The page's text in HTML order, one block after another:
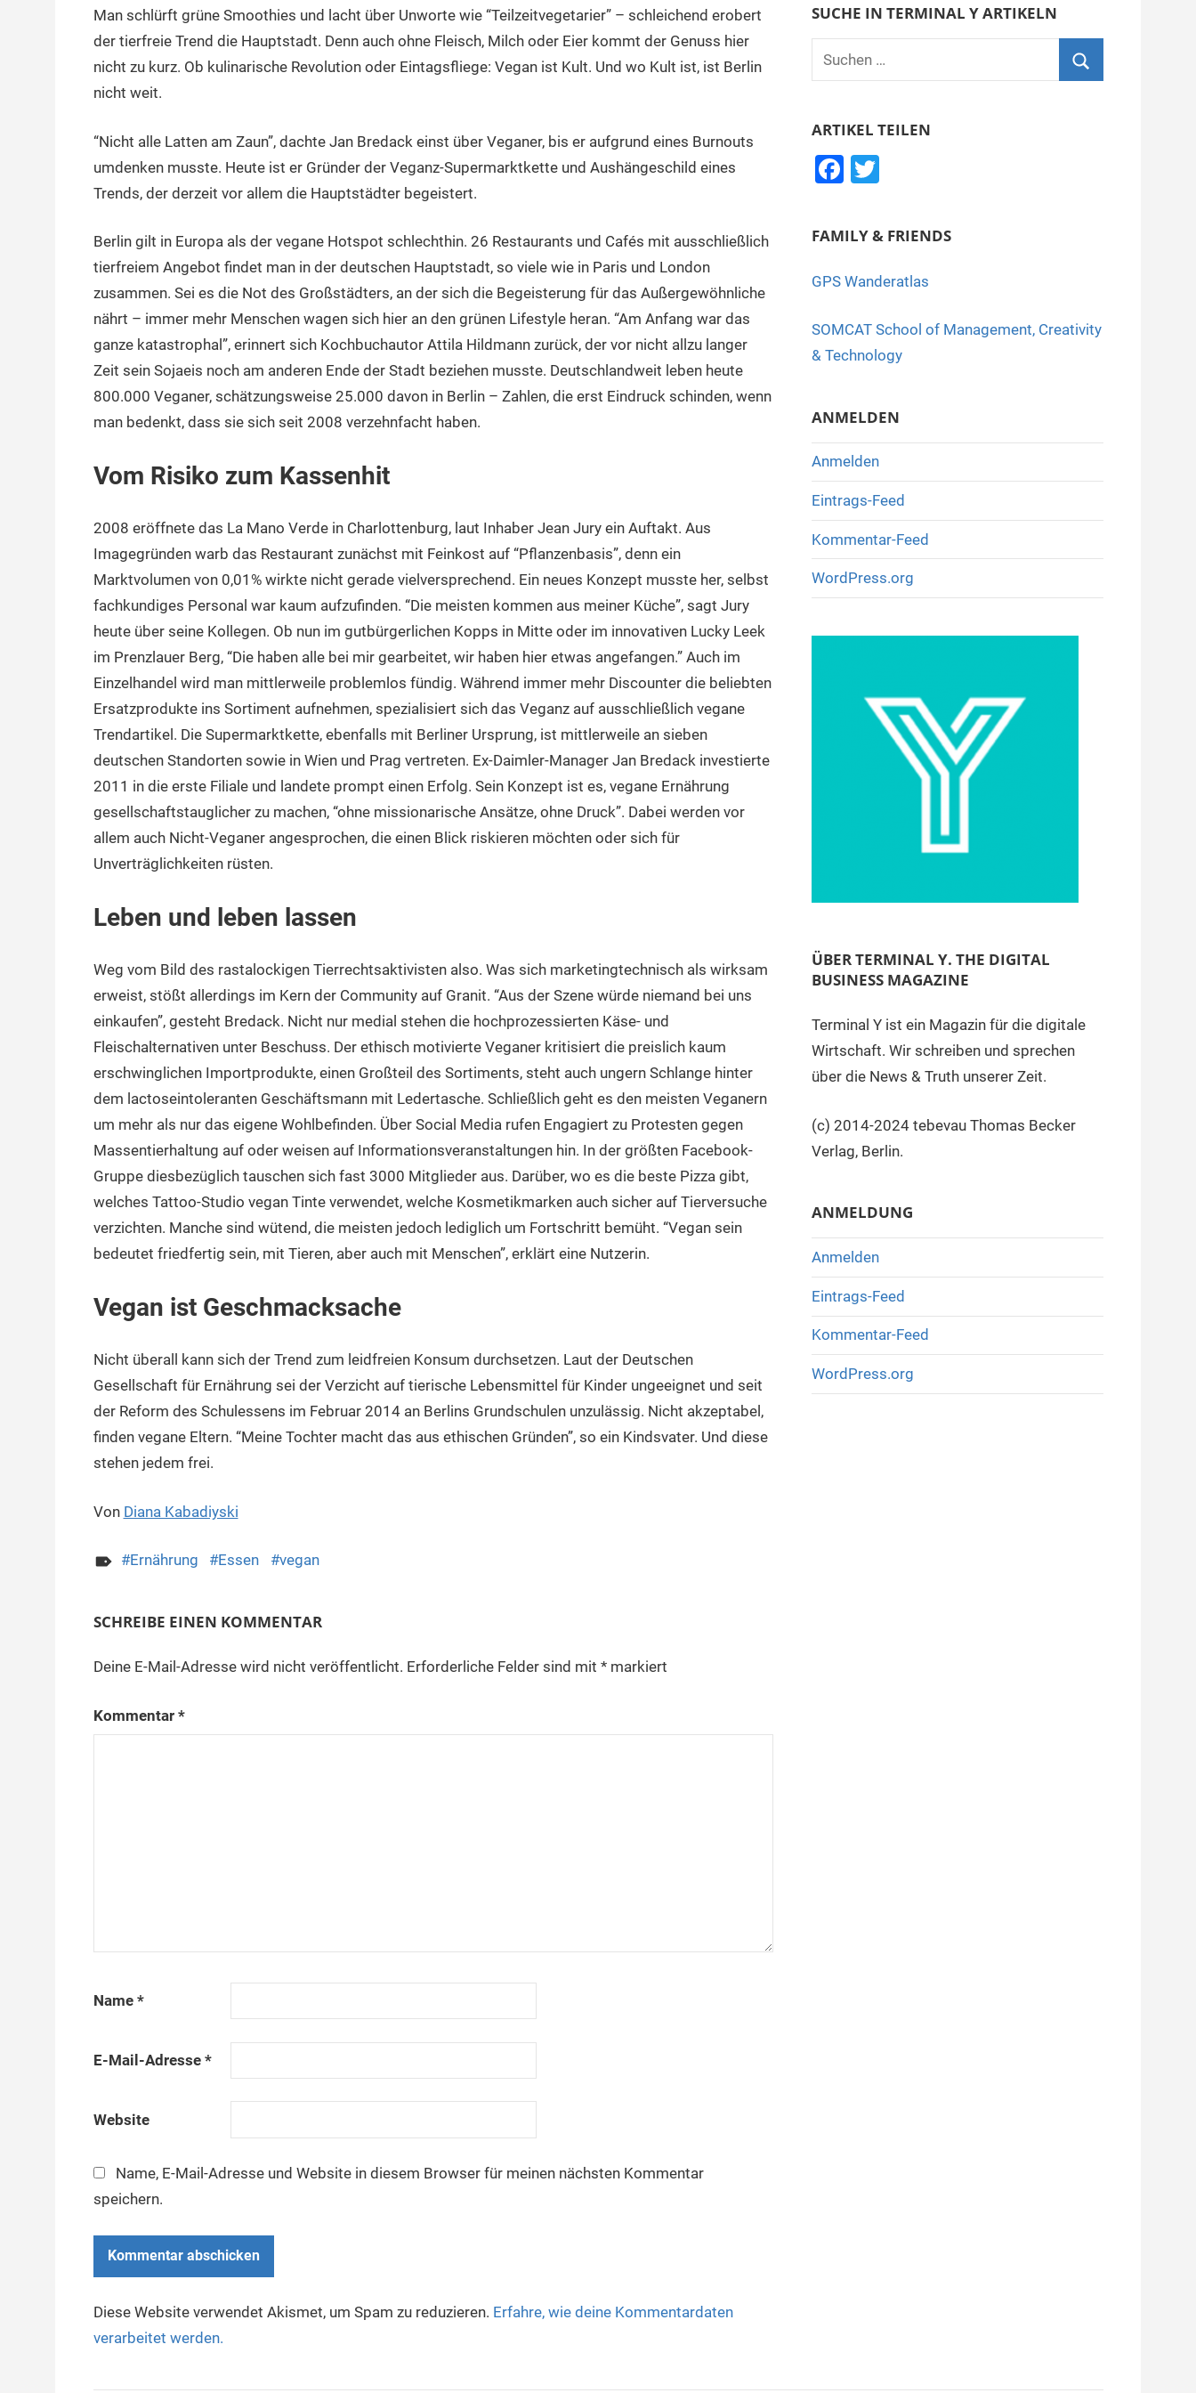
21.
Oktober
2014
terminal-
y
Urbi
et
orbi
Man schlürft grüne Smoothies und lacht über Unworte wie “Teilzeitvegetarier” – schleichend erobert
der tierfreie Trend die Hauptstadt. Denn auch ohne Fleisch, Milch oder Eier kommt der Genuss hier
nicht zu kurz. Ob kulinarische Revolution oder Eintagsfliege: Vegan ist Kult. Und wo Kult ist, ist Berlin
nicht weit.
“Nicht alle Latten am Zaun”, dachte Jan Bredack einst über Veganer, bis er aufgrund eines Burnouts
umdenken musste. Heute ist er Gründer der Veganz-Supermarktkette und Aushängeschild eines
Trends, der derzeit vor allem die Hauptstädter begeistert.
Berlin gilt in Europa als der vegane Hotspot schlechthin. 26 Restaurants und Cafés mit ausschließlich
tierfreiem Angebot findet man in der deutschen Hauptstadt, so viele wie in Paris und London
zusammen. Sei es die Not des Großstädters, an der sich die Begeisterung für das Außergewöhnliche
nährt – immer mehr Menschen wagen sich hier an den grünen Lifestyle heran. “Am Anfang war das
ganze katastrophal”, erinnert sich Kochbuchautor Attila Hildmann zurück, der vor nicht allzu langer
Zeit sein Sojaeis noch am anderen Ende der Stadt beziehen musste. Deutschlandweit leben heute
800.000 Veganer, schätzungsweise 25.000 davon in Berlin – Zahlen, die erst Eindruck schinden, wenn
man bedenkt, dass sie sich seit 2008 verzehnfacht haben.
Vom Risiko zum Kassenhit
2008 eröffnete das La Mano Verde in Charlottenburg, laut Inhaber Jean Jury ein Auftakt. Aus
Imagegründen warb das Restaurant zunächst mit Feinkost auf “Pflanzenbasis”, denn ein
Marktvolumen von 0,01% wirkte nicht gerade vielversprechend. Ein neues Konzept musste her, selbst
fachkundiges Personal war kaum aufzufinden. “Die meisten kommen aus meiner Küche”, sagt Jury
heute über seine Kollegen. Ob nun im gutbürgerlichen Kopps in Mitte oder im innovativen Lucky Leek
im Prenzlauer Berg, “Die haben alle bei mir gearbeitet, wir haben hier etwas angefangen.” Auch im
Einzelhandel wird man mittlerweile problemlos fündig. Während immer mehr Discounter die beliebten
Ersatzprodukte ins Sortiment aufnehmen, spezialisiert sich das Veganz auf ausschließlich vegane
Trendartikel. Die Supermarktkette, ebenfalls mit Berliner Ursprung, ist mittlerweile an sieben
deutschen Standorten sowie in Wien und Prag vertreten. Ex-Daimler-Manager Jan Bredack investierte
2011 in die erste Filiale und landete prompt einen Erfolg. Sein Konzept ist es, vegane Ernährung
gesellschaftstauglicher zu machen, “ohne missionarische Ansätze, ohne Druck”. Dabei werden vor
allem auch Nicht-Veganer angesprochen, die einen Blick riskieren möchten oder sich für
Unverträglichkeiten rüsten.
Leben und leben lassen
Weg vom Bild des rastalockigen Tierrechtsaktivisten also. Was sich marketingtechnisch als wirksam
erweist, stößt allerdings im Kern der Community auf Granit. “Aus der Szene würde niemand bei uns
einkaufen”, gesteht Bredack. Nicht nur medial stehen die hochprozessierten Käse- und
Fleischalternativen unter Beschuss. Der ethisch motivierte Veganer kritisiert die preislich kaum
erschwinglichen Importprodukte, einen Großteil des Sortiments, steht auch ungern Schlange hinter
dem lactoseintoleranten Geschäftsmann mit Ledertasche. Schließlich geht es den meisten Veganern
um mehr als nur das eigene Wohlbefinden. Über Social Media rufen Engagiert zu Protesten gegen
Massentierhaltung auf oder weisen auf Informationsveranstaltungen hin. In der größten Facebook-
Gruppe diesbezüglich tauschen sich fast 3000 Mitglieder aus. Darüber, wo es die beste Pizza gibt,
welches Tattoo-Studio vegan Tinte verwendet, welche Kosmetikmarken auch sicher auf Tierversuche
verzichten. Manche sind wütend, die meisten jedoch lediglich um Fortschritt bemüht. “Vegan sein
bedeutet friedfertig sein, mit Tieren, aber auch mit Menschen”, erklärt eine Nutzerin.
Vegan ist Geschmacksache
Nicht überall kann sich der Trend zum leidfreien Konsum durchsetzen. Laut der Deutschen
Gesellschaft für Ernährung sei der Verzicht auf tierische Lebensmittel für Kinder ungeeignet und seit
der Reform des Schulessens im Februar 2014 an Berlins Grundschulen unzulässig. Nicht akzeptabel,
finden vegane Eltern. “Meine Tochter macht das aus ethischen Gründen”, so ein Kindsvater. Und diese
stehen jedem frei.
Von Diana Kabadiyski
Ernährung Essen vegan
SCHREIBE EINEN KOMMENTAR
Deine E-Mail-Adresse wird nicht veröffentlicht. Erforderliche Felder sind mit *markiert
Kommentar *
Name *
E-Mail-Adresse *
Website
Name, E-Mail-Adresse und Website in diesem Browser für meinen nächsten Kommentar
speichern.
Diese Website verwendet Akismet, um Spam zu reduzieren. Erfahre, wie deine Kommentardaten
verarbeitet werden.
SUCHE IN TERMINAL Y ARTIKELN
Suchen
nach:
ARTIKEL TEILEN
F
c
b
o
k
T
tt
FAMILY & FRIENDS
GPS Wanderatlas
SOMCAT School of Management, Creativity
& Technology
ANMELDEN
Anmelden
Eintrags-Feed
Kommentar-Feed
WordPress.org
ÜBER TERMINAL Y. THE DIGITAL
BUSINESS MAGAZINE
Terminal Y ist ein Magazin für die digitale
Wirtschaft. Wir schreiben und sprechen
über die News & Truth unserer Zeit.
(c) 2014-2024 tebevau Thomas Becker
Verlag, Berlin.
ANMELDUNG
Anmelden
Eintrags-Feed
Kommentar-Feed
WordPress.org